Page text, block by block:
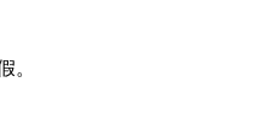
。